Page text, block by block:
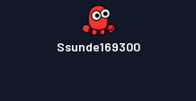
Ssunde169300